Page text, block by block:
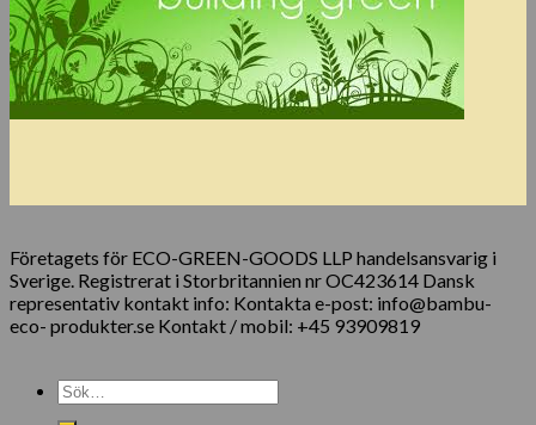
Företagets för ECO-GREEN-GOODS LLP handelsansvarig i
Sverige. Registrerat i Storbritannien nr OC423614 Dansk
representativ kontakt info: Kontakta e-post: info@bambu-
eco- produkter.se Kontakt / mobil: +45 93909819
Sök
efter: